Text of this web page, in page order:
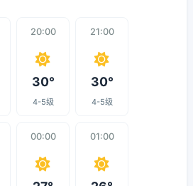
20:00
30°
4-5级
21:00
30°
4-5级
00:00 01:00